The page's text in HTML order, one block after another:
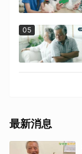
05
最新消息